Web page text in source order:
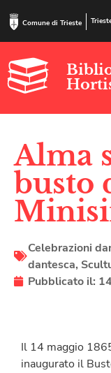
Comune di Trieste
Alma
busto
Celebrazioni
dantesca,
Pubblicato il:
Il 14 maggio
inaugurato il